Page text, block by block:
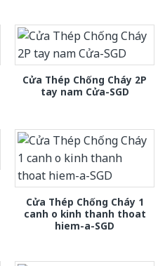
Cửa Thép Chống Cháy 2P
tay nam Cửa-SGD
Cửa Thép Chống Cháy 1
canh o kinh thanh thoat
hiem-a-SGD